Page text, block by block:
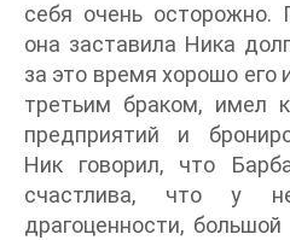
себя очень
она заставила Ника
за это время хорошо его
третьим браком, имел
предприятий и
Ник говорил, что
счастлива, что у
драгоценности,